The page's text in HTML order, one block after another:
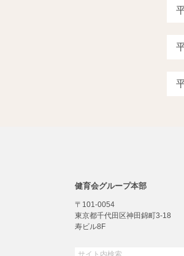
健育会グループ本部
〒101-0054
東京都千代田区神田錦町3-18
寿ビル8F